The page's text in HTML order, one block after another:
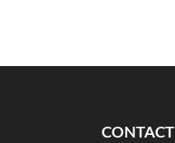
CONTACT